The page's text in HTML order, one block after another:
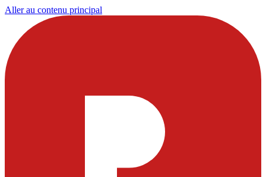
Aller au contenu principal